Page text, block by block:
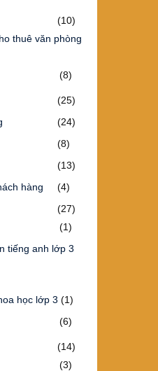
(10)
thuê văn phòng
(8)
(25)
(24)
(8)
(13)
hàng
(4)
(27)
(1)
tiếng anh lớp 3
học lớp 3 (1)
(6)
(14)
(3)